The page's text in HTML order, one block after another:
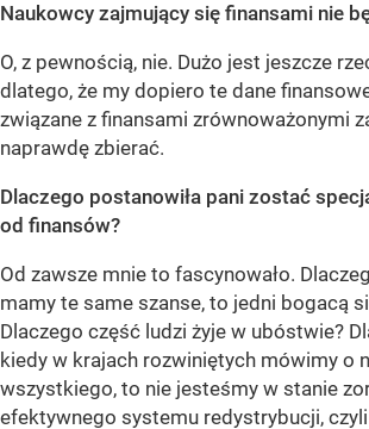
Naukowcy zajmujący się finansami nie
O, z pewnością, nie. Dużo jest jeszcze
dlatego, że my dopiero te dane
związane z finansami zrównoważonymi
naprawdę zbierać.
Dlaczego postanowiła pani zostać
od finansów?
Od zawsze mnie to fascynowało.
mamy te same szanse, to jedni bogacą
Dlaczego część ludzi żyje w ubóstwie?
kiedy w krajach rozwiniętych mówimy o
wszystkiego, to nie jesteśmy w stanie
efektywnego systemu redystrybucji,